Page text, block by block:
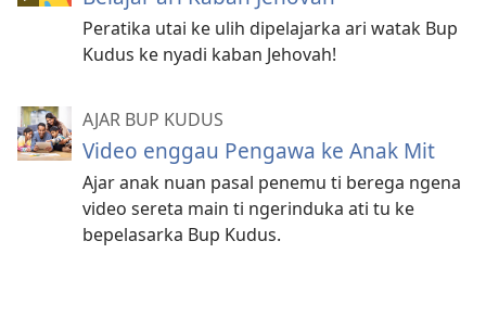
Peratika utai ke ulih dipelajarka ari watak Bup
Kudus ke nyadi kaban Jehovah!
AJAR BUP KUDUS
Video enggau Pengawa ke Anak Mit
Ajar anak nuan pasal penemu ti berega ngena
video sereta main ti ngerinduka ati tu ke
bepelasarka Bup Kudus.